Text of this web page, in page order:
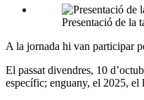
Presentació de la
A la jornada hi van participar
El passat divendres, 10
específic; enguany, el 2025, el